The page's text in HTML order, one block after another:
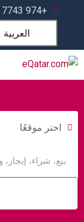
+974 7743 4300
العربية
اختر موقعًا